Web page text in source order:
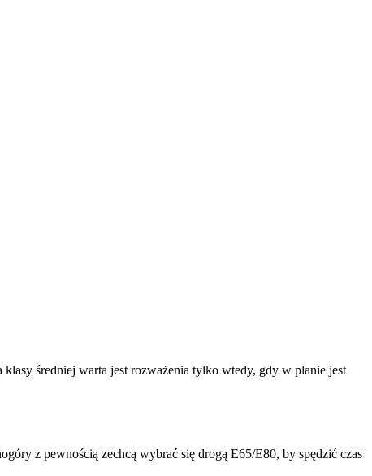
klasy średniej warta jest rozważenia tylko wtedy, gdy w planie jest
z pewnością zechcą wybrać się drogą E65/E80, by spędzić czas